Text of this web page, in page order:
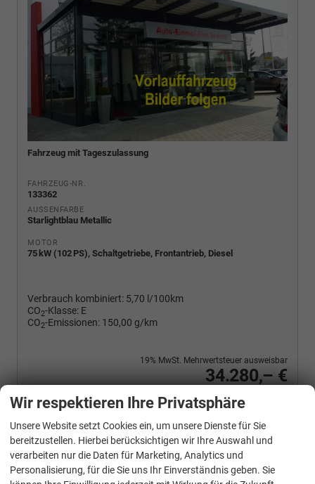
Fahrzeug mit Tageszulassung
FAHRZEUG-NR.
133362
AUSSENFARBE
Starlightblau Metallic
MOTOR
75 kW (102 PS), Schaltgetriebe, Frontantrieb, Diesel
Verbrauch kombiniert: 5,70 l/100km
CO2-Klasse: E
CO2-Emissionen: 150,00 g/km
34.280,– €
19% MwSt. Mehrwertsteuer ausweisbar
Wir rufen Sie an
PDF-Fahrzeugexposé drucken
Fahrzeug drucken, parken oder vergleichen
Volkswagen Caddy Maxi
Basis 2.0TDI ACC Kam GV5 App AHK Reling
Wir respektieren Ihre Privatsphäre
Unsere Website setzt Cookies ein, um unsere Dienste für Sie
bereitzustellen. Hierbei berücksichtigen wir Ihre Auswahl und
verarbeiten nur die Daten für Marketing, Analytics und
Personalisierung, für die Sie uns Ihr Einverständnis geben. Sie